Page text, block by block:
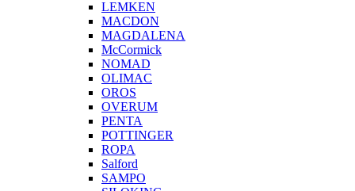
LEMKEN
MACDON
MAGDALENA
McCormick
NOMAD
OLIMAC
OROS
OVERUM
PENTA
POTTINGER
ROPA
Salford
SAMPO